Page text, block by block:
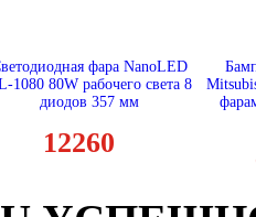
фара NanoLED
1080 80W рабочего света 8
диодов 357 мм
12260